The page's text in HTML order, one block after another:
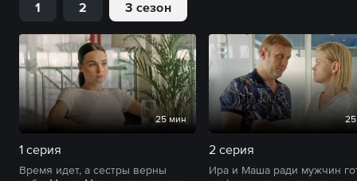
1 2 3 сезон
25 мин
1 серия
Время идет, а сестры верны
2 серия
Ира и Маша ради мужчин